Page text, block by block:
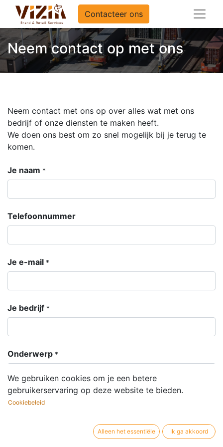
Contacteer ons
Neem contact op met ons
Neem contact met ons op over alles wat met ons
bedrijf of onze diensten te maken heeft.
We doen ons best om zo snel mogelijk bij je terug te
komen.
Je naam *
Telefoonnummer
Je e-mail *
Je bedrijf *
Onderwerp *
Je vraag *
We gebruiken cookies om je een betere
gebruikerservaring op deze website te bieden.
Cookiebeleid
Alleen het essentiële Ik ga akkoord